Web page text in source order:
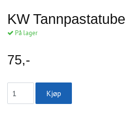
KW Tannpastatube
På lager
75,-